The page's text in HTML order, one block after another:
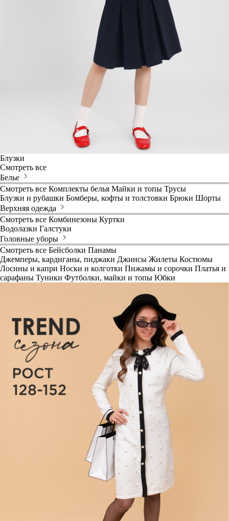
Блузки
Смотреть все
Белье
Смотреть все Комплекты белья Майки и топы Трусы
Блузки и рубашки Бомберы, кофты и толстовки Брюки Шорты
Верхняя одежда
Смотреть все Комбинезоны Куртки
Водолазки Галстуки
Головные уборы
Смотреть все Бейсболки Панамы
Джемперы, кардиганы, пиджаки Джинсы Жилеты Костюмы
Лосины и капри Носки и колготки Пижамы и сорочки Платья и
сарафаны Туники Футболки, майки и топы Юбки